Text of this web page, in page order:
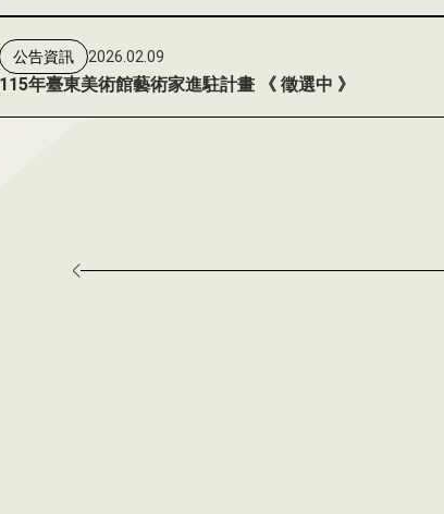
公告資訊 2026.02.09
115年臺東美術館藝術家進駐計畫 《 徵選中 》